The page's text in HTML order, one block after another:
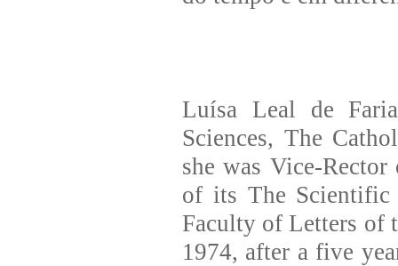
Luísa Leal de
Sciences, The
she was Vice-
of its The Scientific
Faculty of Letters of
1974, after a five